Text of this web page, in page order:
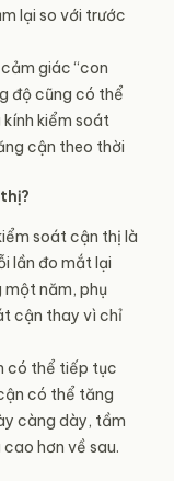
lại so với trước
giác “con
độ cũng có thể
kiểm soát
cận theo thời
soát cận thị là
lần đo mắt lại
một năm, phụ
cận thay vì chỉ
có thể tiếp tục
có thể tăng
càng dày, tầm
hơn về sau.